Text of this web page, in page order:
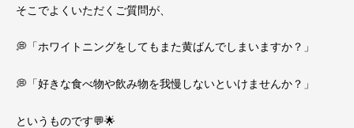
そこでよくいただくご質問が、
💭「ホワイトニングをしてもまた黄ばんでしまいますか？」
💭「好きな食べ物や飲み物を我慢しないといけませんか？」
というものです💬🌟